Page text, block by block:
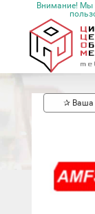
Внимание! Мы
✰ Ваша